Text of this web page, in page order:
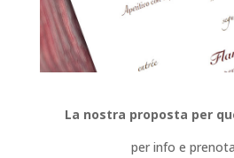
La nostra proposta per
per info e